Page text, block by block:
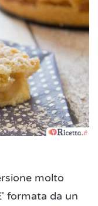
molto
formata da un